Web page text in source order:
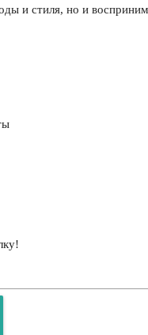
и стиля, но и